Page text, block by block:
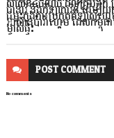
សាសន៍៤ចំណុច ដល់គ្រូបង្វឹក
ជានារី និងកីឡាការិនី ដើម្បី
ជម្នះក្នុងការប្រកួតកីឡាស៊ីហ្គ
អាស៊ានប៉ារ៉ាហ្គេម ដែលកម្ពុជា
ម្ចាស់ផ្ទះ
POSTCOMMENT
No comments